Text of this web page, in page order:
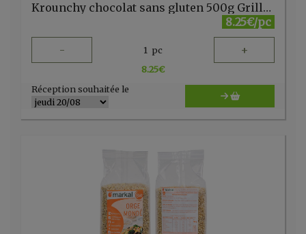
Krounchy chocolat sans gluten 500g Grillon d'or
8.25€/pc
- 1 pc +
8.25€
Réception souhaitée le